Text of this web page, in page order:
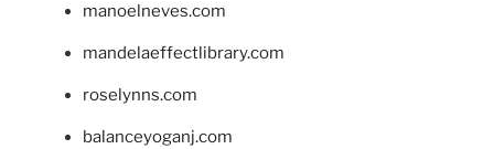
manoelneves.com
mandelaeffectlibrary.com
roselynns.com
balanceyoganj.com